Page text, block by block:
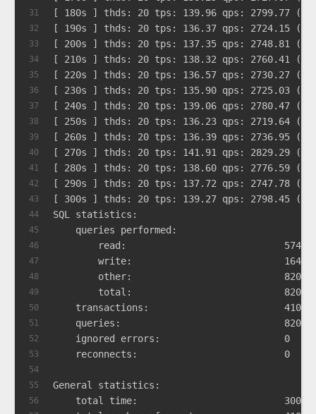
31
32
33
34
35
36
37
38
39
40
41
42
43
44
45
46
47
48
49
50
51
52
53
54
55
56
[ 180s ] thds: 20 tps: 139.96 qps: 2799.77 (r/
[ 190s ] thds: 20 tps: 136.37 qps: 2724.15 (r/
[ 200s ] thds: 20 tps: 137.35 qps: 2748.81 (r/
[ 210s ] thds: 20 tps: 138.32 qps: 2760.41 (r/
[ 220s ] thds: 20 tps: 136.57 qps: 2730.27 (r/
[ 230s ] thds: 20 tps: 135.90 qps: 2725.03 (r/
[ 240s ] thds: 20 tps: 139.06 qps: 2780.47 (r/
[ 250s ] thds: 20 tps: 136.23 qps: 2719.64 (r/
[ 260s ] thds: 20 tps: 136.39 qps: 2736.95 (r/
[ 270s ] thds: 20 tps: 141.91 qps: 2829.29 (r/
[ 280s ] thds: 20 tps: 138.60 qps: 2776.59 (r/
[ 290s ] thds: 20 tps: 137.72 qps: 2747.78 (r/
[ 300s ] thds: 20 tps: 139.27 qps: 2798.45 (r/
SQL statistics:
queries performed:
read:
write:
other:                           82062
total:
transactions:                        41031
queries:
ignored errors:                      0
reconnects:                          0
General statistics:
total time: